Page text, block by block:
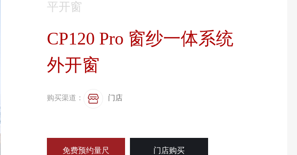
平开窗
CP120 Pro 窗纱一体系统
外开窗
购买渠道： 门店
免费预约量尺 门店购买